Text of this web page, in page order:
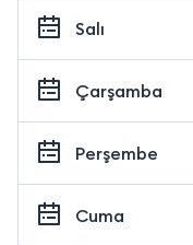
Salı
Çarşamba
Perşembe
Cuma